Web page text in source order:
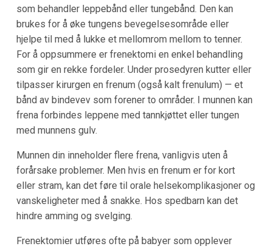
som behandler leppebånd eller tungebånd. Den kan
brukes for å øke tungens bevegelsesområde eller
hjelpe til med å lukke et mellomrom mellom to tenner.
For å oppsummere er frenektomi en enkel behandling
som gir en rekke fordeler. Under prosedyren kutter eller
tilpasser kirurgen en frenum (også kalt frenulum) — et
bånd av bindevev som forener to områder. I munnen kan
frena forbindes leppene med tannkjøttet eller tungen
med munnens gulv.
Munnen din inneholder flere frena, vanligvis uten å
forårsake problemer. Men hvis en frenum er for kort
eller stram, kan det føre til orale helsekomplikasjoner og
vanskeligheter med å snakke. Hos spedbarn kan det
hindre amming og svelging.
Frenektomier utføres ofte på babyer som opplever